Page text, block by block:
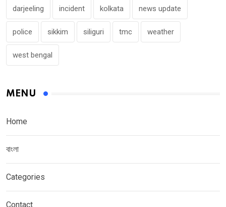
darjeeling incident kolkata news update
police sikkim siliguri tmc weather
west bengal
MENU
Home
বাংলা
Categories
Contact